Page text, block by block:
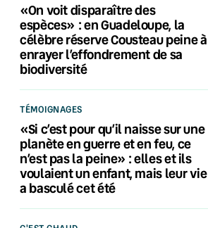
«On voit disparaître des
espèces» : en Guadeloupe, la
célèbre réserve Cousteau peine à
enrayer l’effondrement de sa
biodiversité
TÉMOIGNAGES
«Si c’est pour qu’il naisse sur une
planète en guerre et en feu, ce
n’est pas la peine» : elles et ils
voulaient un enfant, mais leur vie
a basculé cet été